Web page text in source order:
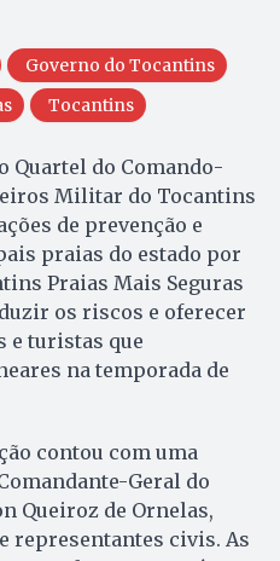
Governo do Tocantins
Tocantins
Quartel do Comando-
Militar do Tocantins
de prevenção e
praias do estado por
Praias Mais Seguras
os riscos e oferecer
e turistas que
na temporada de
contou com uma
Geral do
Queiroz de Ornelas,
representantes civis. As